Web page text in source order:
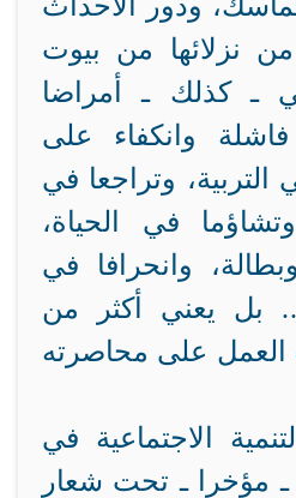
بأن 75% من نزلائها من بيوت
ـ كذلك ـ أمراضا
وانكفاء على
التربية، وتراجعا في
وتشاؤما في الحياة،
وانحرافا في
بل يعني أكثر من
على محاصرته
الاجتماعية في
ـ مؤخرا ـ تحت شعار